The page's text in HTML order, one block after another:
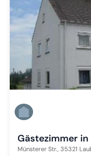
Gästezimmer in
Münsterer Str., 35321